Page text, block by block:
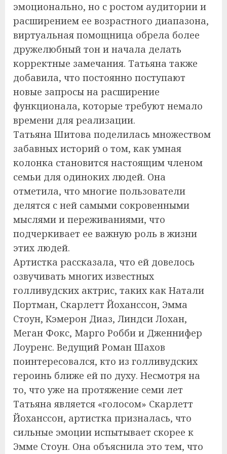
эмоционально, но с ростом аудитории и
расширением ее возрастного диапазона,
виртуальная помощница обрела более
дружелюбный тон и начала делать
корректные замечания. Татьяна также
добавила, что постоянно поступают
новые запросы на расширение
функционала, которые требуют немало
времени для реализации.
Татьяна Шитова поделилась множеством
забавных историй о том, как умная
колонка становится настоящим членом
семьи для одиноких людей. Она
отметила, что многие пользователи
делятся с ней самыми сокровенными
мыслями и переживаниями, что
подчеркивает ее важную роль в жизни
этих людей.
Артистка рассказала, что ей довелось
озвучивать многих известных
голливудских актрис, таких как Натали
Портман, Скарлетт Йоханссон, Эмма
Стоун, Кэмерон Диаз, Линдси Лохан,
Меган Фокс, Марго Робби и Дженнифер
Лоуренс. Ведущий Роман Шахов
поинтересовался, кто из голливудских
героинь ближе ей по духу. Несмотря на
то, что уже на протяжение семи лет
Татьяна является «голосом» Скарлетт
Йоханссон, артистка призналась, что
сильные эмоции испытывает скорее к
Эмме Стоун. Она объяснила это тем, что